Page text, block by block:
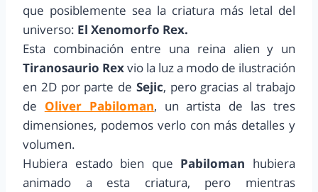
que posiblemente sea la criatura más letal del
universo: El Xenomorfo Rex.
Esta combinación entre una reina alien y un
Tiranosaurio Rexvio la luz a modo de ilustración
en 2D por parte de Sejic, pero gracias al trabajo
de Oliver Pabiloman, un artista de las tres
dimensiones, podemos verlo con más detalles y
volumen.
Hubiera estado bien que Pabiloman hubiera
animado a esta criatura, pero mientras